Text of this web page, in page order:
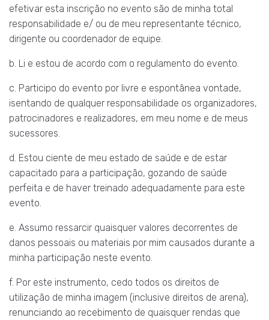
efetivar esta inscrição no evento são de minha total
responsabilidade e/ ou de meu representante técnico,
dirigente ou coordenador de equipe.
b. Li e estou de acordo com o regulamento do evento.
c. Participo do evento por livre e espontânea vontade,
isentando de qualquer responsabilidade os organizadores,
patrocinadores e realizadores, em meu nome e de meus
sucessores.
d. Estou ciente de meu estado de saúde e de estar
capacitado para a participação, gozando de saúde
perfeita e de haver treinado adequadamente para este
evento.
e. Assumo ressarcir quaisquer valores decorrentes de
danos pessoais ou materiais por mim causados durante a
minha participação neste evento.
f. Por este instrumento, cedo todos os direitos de
utilização de minha imagem (inclusive direitos de arena),
renunciando ao recebimento de quaisquer rendas que